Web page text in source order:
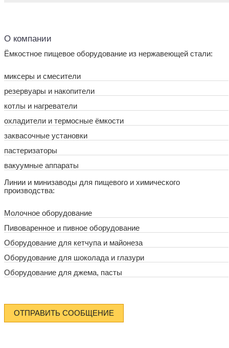
О компании
Ёмкостное пищевое оборудование из нержавеющей стали:
миксеры и смесители
резервуары и накопители
котлы и нагреватели
охладители и термосные ёмкости
заквасочные установки
пастеризаторы
вакуумные аппараты
Линии и минизаводы для пищевого и химического
производства:
Молочное оборудование
Пивоваренное и пивное оборудование
Оборудование для кетчупа и майонеза
Оборудование для шоколада и глазури
Оборудование для джема, пасты
ОТПРАВИТЬ СООБЩЕНИЕ